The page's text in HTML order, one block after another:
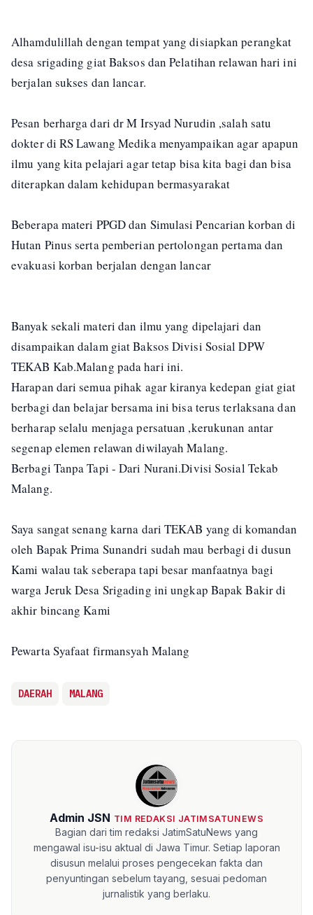
Alhamdulillah dengan tempat yang disiapkan perangkat
desa srigading giat Baksos dan Pelatihan relawan hari ini
berjalan sukses dan lancar.
Pesan berharga dari dr M Irsyad Nurudin ,salah satu
dokter di RS Lawang Medika menyampaikan agar apapun
ilmu yang kita pelajari agar tetap bisa kita bagi dan bisa
diterapkan dalam kehidupan bermasyarakat
Beberapa materi PPGD dan Simulasi Pencarian korban di
Hutan Pinus serta pemberian pertolongan pertama dan
evakuasi korban berjalan dengan lancar
Banyak sekali materi dan ilmu yang dipelajari dan
disampaikan dalam giat Baksos Divisi Sosial DPW
TEKAB Kab.Malang pada hari ini.
Harapan dari semua pihak agar kiranya kedepan giat giat
berbagi dan belajar bersama ini bisa terus terlaksana dan
berharap selalu menjaga persatuan ,kerukunan antar
segenap elemen relawan diwilayah Malang.
Berbagi Tanpa Tapi - Dari Nurani.Divisi Sosial Tekab
Malang.
Saya sangat senang karna dari TEKAB yang di komandan
oleh Bapak Prima Sunandri sudah mau berbagi di dusun
Kami walau tak seberapa tapi besar manfaatnya bagi
warga Jeruk Desa Srigading ini ungkap Bapak Bakir di
akhir bincang Kami
Pewarta Syafaat firmansyah Malang
DAERAH MALANG
Admin JSN TIM REDAKSI JATIMSATUNEWS
Bagian dari tim redaksi JatimSatuNews yang
mengawal isu-isu aktual di Jawa Timur. Setiap laporan
disusun melalui proses pengecekan fakta dan
penyuntingan sebelum tayang, sesuai pedoman
jurnalistik yang berlaku.